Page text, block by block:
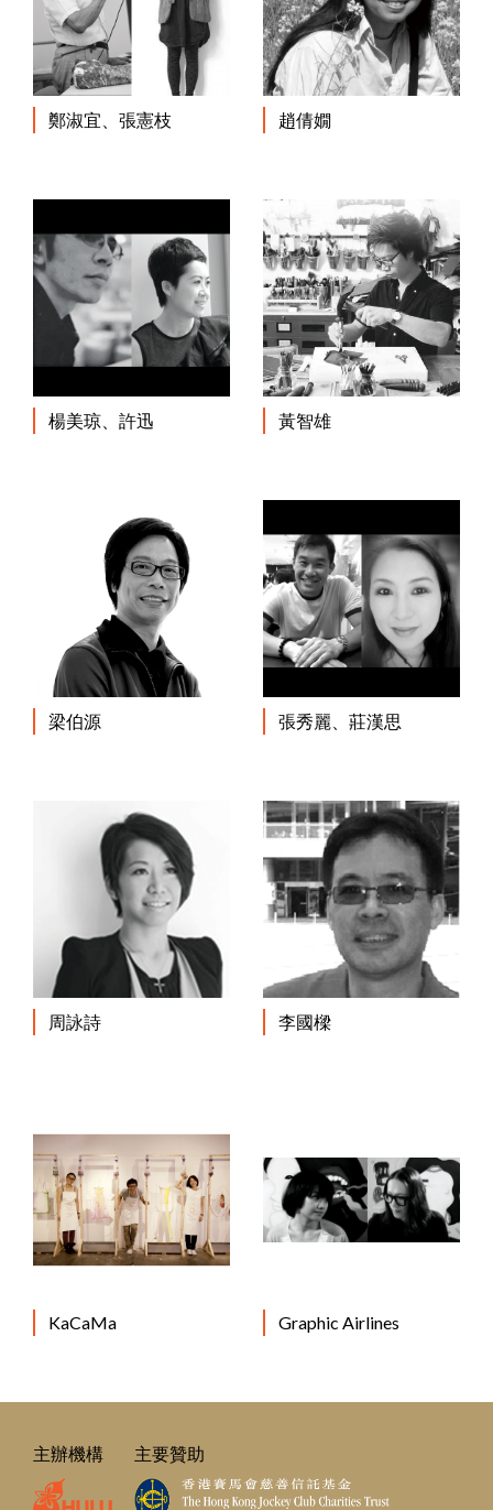
鄭淑宜、張憲枝 趙倩嫺
楊美琼、許迅 黃智雄
梁伯源 張秀麗、莊漢思
周詠詩 李國樑
KaCaMa Graphic Airlines
主辦機構 主要贊助